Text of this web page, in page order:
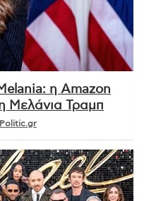
η Amazon
Μελάνια Τραμπ